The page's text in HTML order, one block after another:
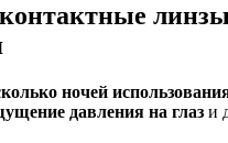
ночей
давления на глаз и